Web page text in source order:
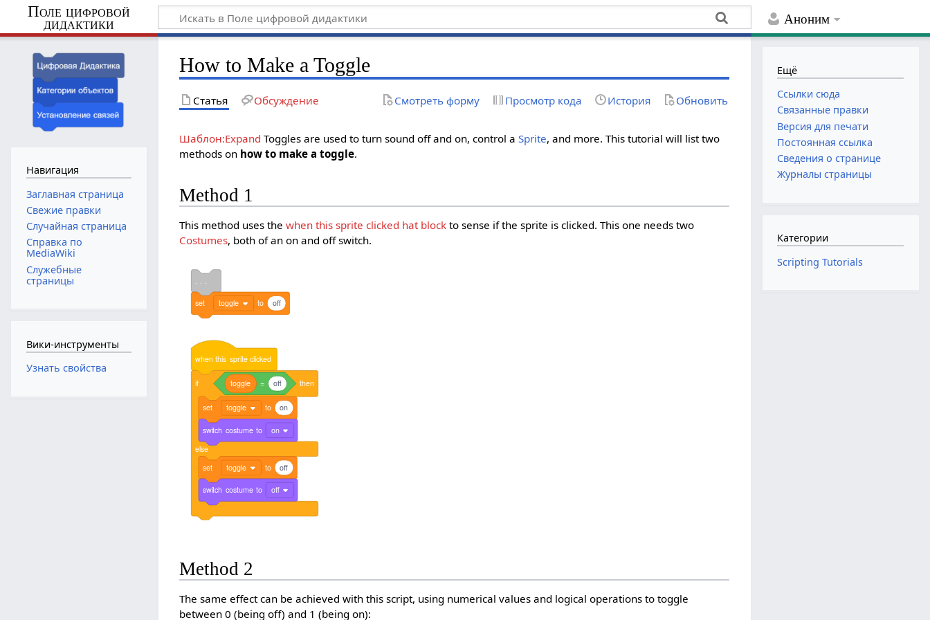
Аноним
Поле цифровой
дидактики
How to Make a Toggle
Статья Обсуждение Смотреть форму Просмотр кода История Обновить
Шаблон:Expand Toggles are used to turn sound off and on, control aSprite, and more. This tutorial will list two
methods on how to make a toggle.
Method 1
This method uses thewhen this sprite clicked hat block to sense if the sprite is clicked. This one needs two
Costumes, both of an on and off switch.
set toggle to off
when this sprite clicked
if toggle = off then
set toggle to on
switch costume to
on
else
set
toggle to off
switch costume to off
Method 2
The same effect can be achieved with this script, using numerical values and logical operations to toggle
between 0 (being off) and 1 (being on):
Навигация
Заглавная страница
Свежие правки
Случайная страница
Справка по
MediaWiki
Служебные
страницы
Вики-инструменты
Узнать свойства
Ещё
Ссылки сюда
Связанные правки
Версия для печати
Постоянная ссылка
Сведения о странице
Журналы страницы
Категории
Scripting Tutorials